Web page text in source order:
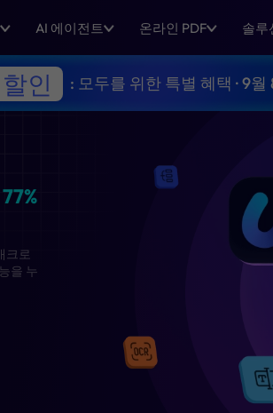
AI 에이전트 온라인 PDF 솔루
인 : 모두를 위한 특별 혜택 · 9월
UPDF로
렴한 어도비 애크로
하면 동일한 기능을 누